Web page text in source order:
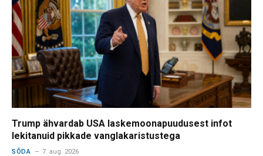
Trump ähvardab USA laskemoonapuudusest infot
lekitanuid pikkade vanglakaristustega
SÕDA 7. aug. 2026